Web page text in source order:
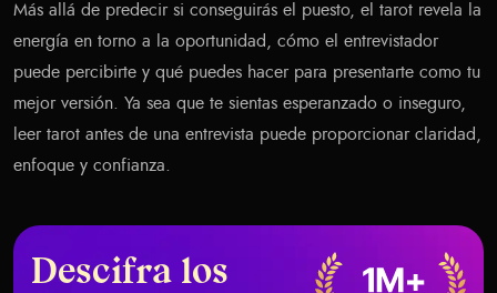
Más allá de predecir si conseguirás el puesto, el tarot revela la
energía en torno a la oportunidad, cómo el entrevistador
puede percibirte y qué puedes hacer para presentarte como tu
mejor versión. Ya sea que te sientas esperanzado o inseguro,
leer tarot antes de una entrevista puede proporcionar claridad,
enfoque y confianza.
Descifra los